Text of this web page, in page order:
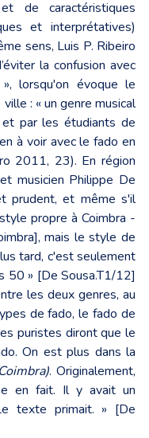
de caractéristiques
et interprétatives)
sens, Luis P. Ribeiro
la confusion avec
lorsqu'on évoque le
: « un genre musical
par les étudiants de
à voir avec le fado en
2011, 23). En région
musicien Philippe De
prudent, et même s'il
propre à Coimbra -
mais le style de
tard, c'est seulement
50 » [De Sousa.T1/12]
les deux genres, au
de fado, le fado de
puristes diront que le
On est plus dans la
. Originalement,
en fait. Il y avait un
texte primait. » [De